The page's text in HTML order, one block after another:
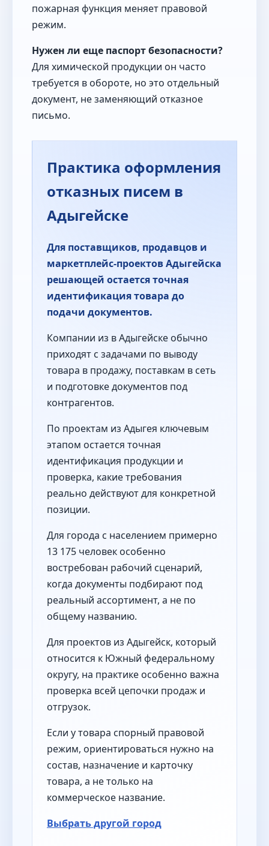
пожарная функция меняет правовой
режим.
Нужен ли еще паспорт безопасности?
Для химической продукции он часто
требуется в обороте, но это отдельный
документ, не заменяющий отказное
письмо.
Практика оформления
отказных писем в
Адыгейске
Для поставщиков, продавцов и
маркетплейс-проектов Адыгейска
решающей остается точная
идентификация товара до
подачи документов.
Компании из в Адыгейске обычно
приходят с задачами по выводу
товара в продажу, поставкам в сеть
и подготовке документов под
контрагентов.
По проектам из Адыгея ключевым
этапом остается точная
идентификация продукции и
проверка, какие требования
реально действуют для конкретной
позиции.
Для города с населением примерно
13 175 человек особенно
востребован рабочий сценарий,
когда документы подбирают под
реальный ассортимент, а не по
общему названию.
Для проектов из Адыгейск, который
относится к Южный федеральному
округу, на практике особенно важна
проверка всей цепочки продаж и
отгрузок.
Если у товара спорный правовой
режим, ориентироваться нужно на
состав, назначение и карточку
товара, а не только на
коммерческое название.
Выбрать другой город